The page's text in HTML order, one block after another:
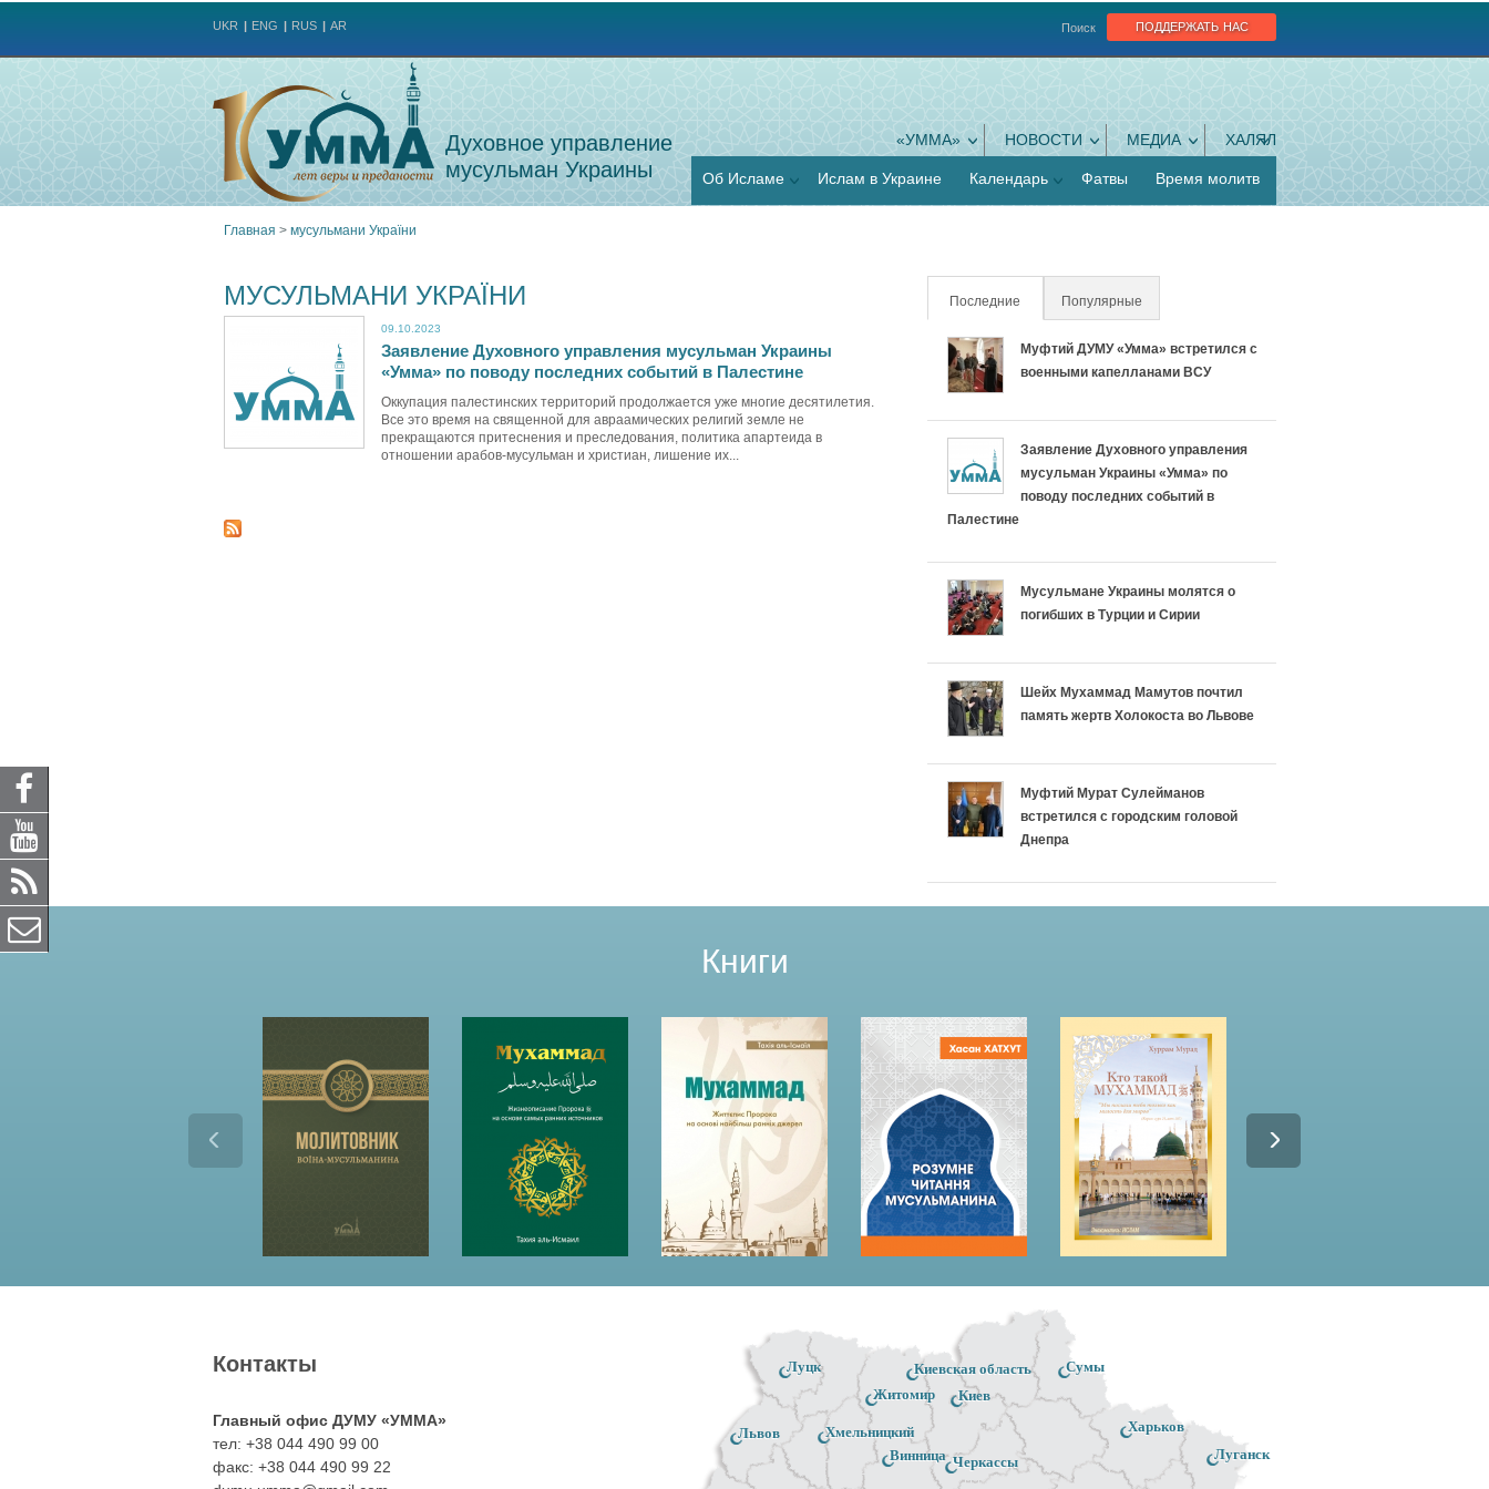
поддержать нас
Поиск
UKR ENG RUS AR
Духовное управление
мусульман Украины
«УММА» НОВОСТИ МЕДИА ХАЛЯЛ
Об Исламе Ислам в Украине Календарь Фатвы Время молитв
здесь
Главная > мусульмани України
МУСУЛЬМАНИ УКРАЇНИ
09.10.2023
Заявление Духовного управления мусульман Украины
«Умма» по поводу последних событий в Палестине
Оккупация палестинских территорий продолжается уже многие десятилетия.
Все это время на священной для авраамических религий земле не
прекращаются притеснения и преследования, политика апартеида в
отношении арабов-мусульман и христиан, лишение их...
Последние (активная вкладка)
Популярные
Муфтий ДУМУ «Умма» встретился с
военными капелланами ВСУ
Заявление Духовного управления
мусульман Украины «Умма» по
поводу последних событий в
Палестине
Мусульмане Украины молятся о
погибших в Турции и Сирии
Шейх Мухаммад Мамутов почтил
память жертв Холокоста во Львове
Муфтий Мурат Сулейманов
встретился с городским головой
Днепра
Книги
Черкассы
Сумы
Луганск
Киев
Киевская область
Житомир
Винница
Хмельницкий
Луцк
Львов Харьков
Контакты
Главный офис ДУМУ «УММА»
тел: +38 044 490 99 00
факс: +38 044 490 99 22